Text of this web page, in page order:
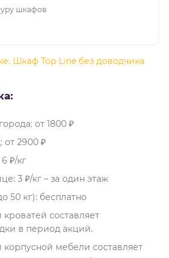
вашего устройства,
шкафов
Шкаф Top Line без доводчика
от 1800 ₽
от 2900 ₽
₽/кг
3 ₽/кг – за один этаж
50 кг): бесплатно
составляет
в период акций.
корпусной мебели составляет